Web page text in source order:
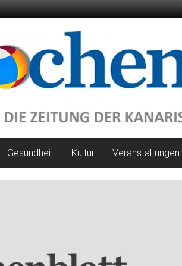
Gesundheit Kultur Veranstaltungen